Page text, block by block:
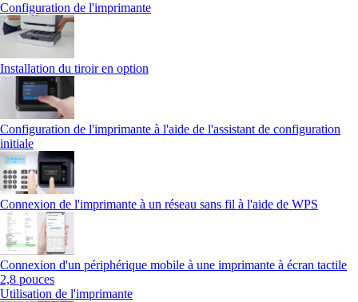
Configuration de l'imprimante
Installation du tiroir en option
Configuration de l'imprimante à l'aide de l'assistant de configuration
initiale
Connexion de l'imprimante à un réseau sans fil à l'aide de WPS
Connexion d'un périphérique mobile à une imprimante à écran tactile
2,8 pouces
Utilisation de l'imprimante